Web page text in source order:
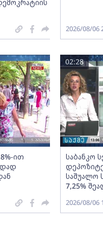
2026/08/06
ით
საბანკო
საშუალო
7,25%
02:28
2026/08/06